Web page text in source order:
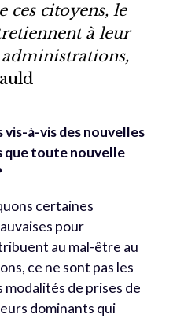
ces citoyens, le
à leur
à-vis des nouvelles
que toute nouvelle
certaines
pour
au mal-être au
ce ne sont pas les
modalités de prises de
dominants qui